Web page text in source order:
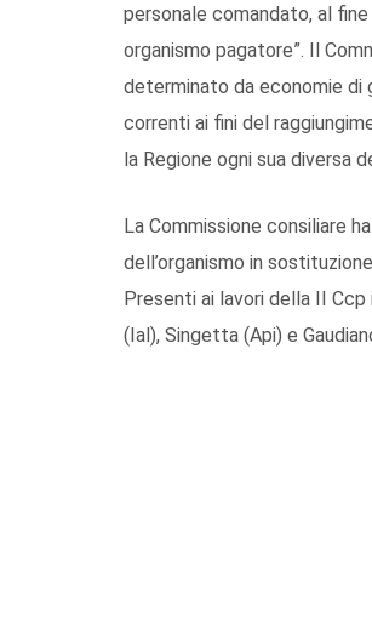
personale comandato, al
organismo pagatore”. Il
determinato da economie di
correnti ai fini del
la Regione ogni sua diversa
La Commissione consiliare
dell’organismo in
Presenti ai lavori della II Ccp
(Ial), Singetta (Api) e